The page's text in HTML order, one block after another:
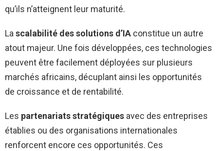
qu’ils n’atteignent leur maturité.
La scalabilité des solutions d’IA constitue un autre
atout majeur. Une fois développées, ces technologies
peuvent être facilement déployées sur plusieurs
marchés africains, décuplant ainsi les opportunités
de croissance et de rentabilité.
Les partenariats stratégiques avec des entreprises
établies ou des organisations internationales
renforcent encore ces opportunités. Ces